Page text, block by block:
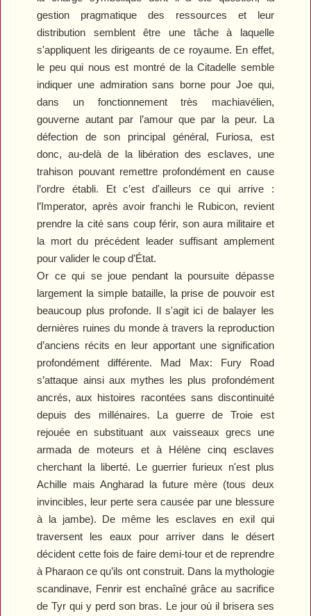
gestion pragmatique des ressources et leur
distribution semblent être une tâche à laquelle
s'appliquent les dirigeants de ce royaume. En effet,
le peu qui nous est montré de la Citadelle semble
indiquer une admiration sans borne pour Joe qui,
dans un fonctionnement très machiavélien,
gouverne autant par l’amour que par la peur. La
défection de son principal général, Furiosa, est
donc, au-delà de la libération des esclaves, une
trahison pouvant remettre profondément en cause
l’ordre établi. Et c’est d'ailleurs ce qui arrive :
l’Imperator, après avoir franchi le Rubicon, revient
prendre la cité sans coup férir, son aura militaire et
la mort du précédent leader suffisant amplement
pour valider le coup d’État.
Or ce qui se joue pendant la poursuite dépasse
largement la simple bataille, la prise de pouvoir est
beaucoup plus profonde. Il s'agit ici de balayer les
dernières ruines du monde à travers la reproduction
d’anciens récits en leur apportant une signification
profondément différente. Mad Max: Fury Road
s’attaque ainsi aux mythes les plus profondément
ancrés, aux histoires racontées sans discontinuité
depuis des millénaires. La guerre de Troie est
rejouée en substituant aux vaisseaux grecs une
armada de moteurs et à Hélène cinq esclaves
cherchant la liberté. Le guerrier furieux n'est plus
Achille mais Angharad la future mère (tous deux
invincibles, leur perte sera causée par une blessure
à la jambe). De même les esclaves en exil qui
traversent les eaux pour arriver dans le désert
décident cette fois de faire demi-tour et de reprendre
à Pharaon ce qu’ils ont construit. Dans la mythologie
scandinave, Fenrir est enchaîné grâce au sacrifice
de Tyr qui y perd son bras. Le jour où il brisera ses